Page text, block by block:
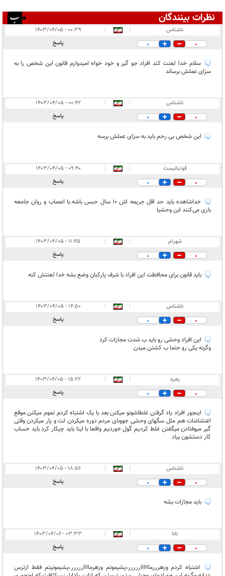
نظرات بینندگان
در انتظار بررسی:
ناشناس |
|
۰۰:۳۹ - ۱۴۰۳/۰۴/۰۵
0
0 پاسخ
سلام خدا لعنت کند افراد جو گیر و خود خواه امیدوارم قانون این شخص را به
سزای عملش برساند
ناشناس |
|
۰۰:۴۲ - ۱۴۰۳/۰۴/۰۵
0
0 پاسخ
این شخص بی رحم باید به سزای عملش برسه
فوتبالیست |
|
۰۹:۴۰ - ۱۴۰۳/۰۴/۰۵
0
0 پاسخ
خداشاهده باید حد اقل جریمه اش ۱۰ سال حبس باشه.با اعصاب و روان جامعه
بازی می‌کنند ابن وحشیا
شهرام |
|
۱۱:۴۵ - ۱۴۰۳/۰۴/۰۵
0
0 پاسخ
باید قانون برای محافظت این افراد با شرف پارکبان وضع بشه خدا لعنتش کنه
ناشناس |
|
۱۴:۵۰ - ۱۴۰۳/۰۴/۰۵
0
0 پاسخ
این افراد وحشی رو باید ب شدت مجازات کرد
وگرنه یکی رو حتما ب کشتن میدن
زهره |
|
۱۵:۲۲ - ۱۴۰۳/۰۴/۰۵
0
0 پاسخ
اینجور افراد یاد گرفتن غلطاشونو میکنن بعد با یک اشتباه کردم تموم میکنن موقع
اغتشاشات هم مثل سگهای وحشی جوونای مردم دوره میکردن لت و پار میکردن وقتی
گیر میوفتادن میگفتن غلط کردیم گول خوردیم واقعا با اینا باید چیکار کرد باید حساب
کار دستشون بیاد
ناشناس |
|
۱۸:۵۶ - ۱۴۰۳/۰۴/۰۵
0
0 پاسخ
باید مجازات بشه
نانا |
|
۰۳:۳۳ - ۱۴۰۳/۰۴/۰۶
0
0 پاسخ
اشتباه کردم وزهرررمااااااررررر،پشیمونم وزهرمااااررررر،پشیمونیتم فقط ازترس